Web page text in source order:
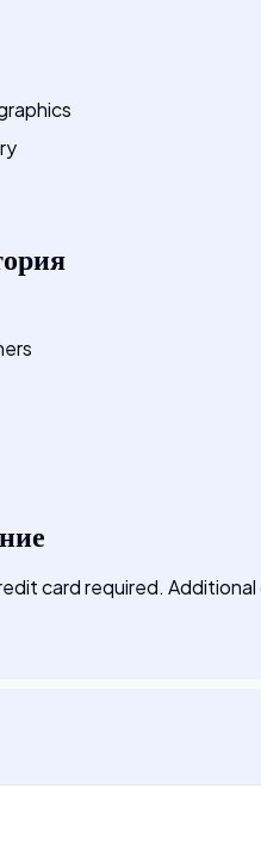
card required.